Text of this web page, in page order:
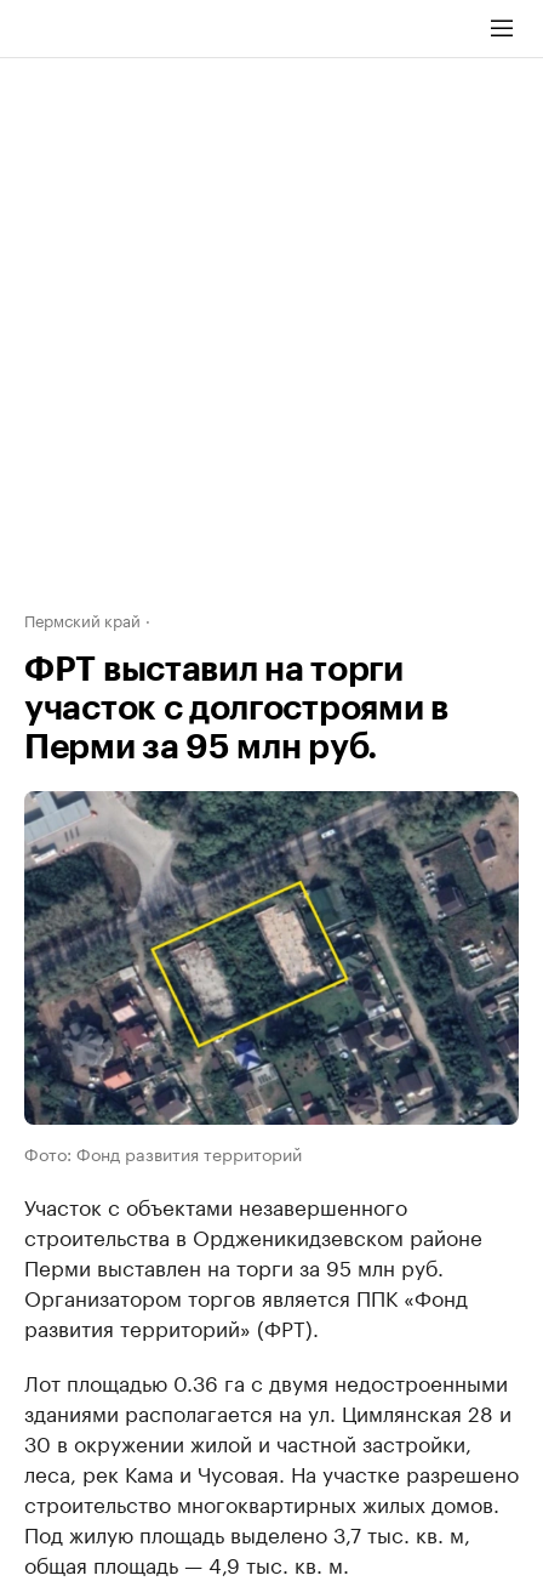
Пермский край
ФРТ выставил на торги
участок с долгостроями в
Перми за 95 млн руб.
Фото: Фонд развития территорий
Участок с объектами незавершенного
строительства в Ордженикидзевском районе
Перми выставлен на торги за 95 млн руб.
Организатором торгов является ППК «Фонд
развития территорий» (ФРТ).
Лот площадью 0.36 га с двумя недостроенными
зданиями располагается на ул. Цимлянская 28 и
30 в окружении жилой и частной застройки,
леса, рек Кама и Чусовая. На участке разрешено
строительство многоквартирных жилых домов.
Под жилую площадь выделено 3,7 тыс. кв. м,
общая площадь — 4,9 тыс. кв. м.